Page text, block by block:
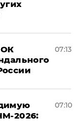
07:13
2026:
07:10